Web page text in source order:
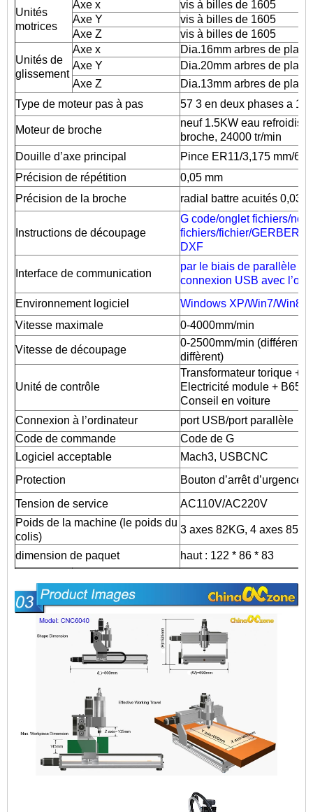
Unités
motrices
Axe x
vis à billes de 1605
Axe Y
vis à billes de 1605
Axe Z
vis à billes de 1605
Unités de
glissement
Axe x
Dia.16mm arbres de
Axe Y
Dia.20mm arbres de
Axe Z
Dia.13mm arbres de
Type de moteur pas à pas
57 3 en deux phases a
Moteur de broche
neuf 1.5KW eau
broche, 24000 tr/min
Douille d’axe principal
Pince ER11/3,175 mm/6
Précision de répétition
0,05 mm
Précision de la broche
radial battre acuités 0,03
Instructions de découpage
G code/onglet fichiers/nc
fichiers/fichier/GERBER
DXF
Interface de communication
par le biais de parallèle et
connexion USB avec
Environnement logiciel
Windows XP/Win7/Win8/
Vitesse maximale
0-4000mm/min
Vitesse de découpage
0-2500mm/min (différents
diffèrent)
Unité de contrôle
Transformateur torique +
Electricité module +
Conseil en voiture
Connexion à l’ordinateur
port USB/port parallèle
Code de commande
Code de G
Logiciel acceptable
Mach3, USBCNC
Protection
Bouton d’arrêt d’urgence
Tension de service
AC110V/AC220V
Poids de la machine (le poids du
colis)
3 axes 82KG, 4 axes 85kg
dimension de paquet haut : 122 * 86 * 83